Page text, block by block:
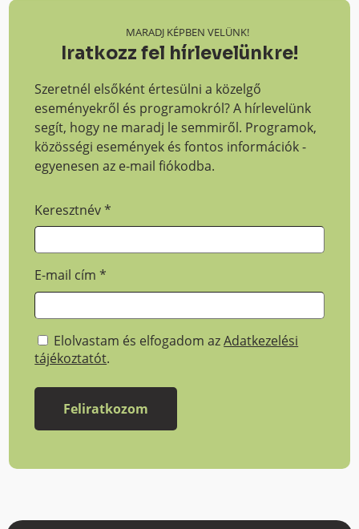
MARADJ KÉPBEN VELÜNK!
Iratkozz fel hírlevelünkre!
Szeretnél elsőként értesülni a közelgő
eseményekről és programokról? A hírlevelünk
segít, hogy ne maradj le semmiről. Programok,
közösségi események és fontos információk -
egyenesen az e-mail fiókodba.
Keresztnév*
E-mail cím*
Elolvastam és elfogadom azAdatkezelési
tájékoztatót.